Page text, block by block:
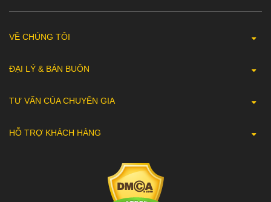
VỀ CHÚNG TÔI
ĐẠI LÝ & BÁN BUÔN
TƯ VẤN CỦA CHUYÊN GIA
HỖ TRỢ KHÁCH HÀNG